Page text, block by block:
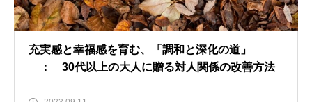
充実感と幸福感を育む、「調和と深化の道」
： 30代以上の大人に贈る対人関係の改善方法